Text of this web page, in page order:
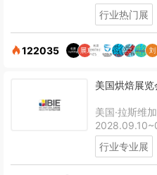
行业热门展
122035
美国烘焙展览
美国·拉斯维
行业专业展